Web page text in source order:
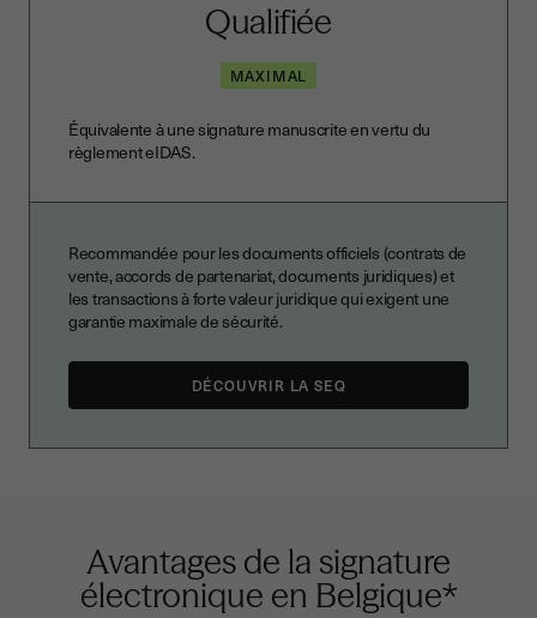
Qualifiée
MAXIMAL
Équivalente à une signature manuscrite en vertu du
règlement eIDAS.
Recommandée pour les documents officiels (contrats de
vente, accords de partenariat, documents juridiques) et
les transactions à forte valeur juridique qui exigent une
garantie maximale de sécurité.
DÉCOUVRIR LA SEQ
Avantages de la signature
électronique en Belgique*